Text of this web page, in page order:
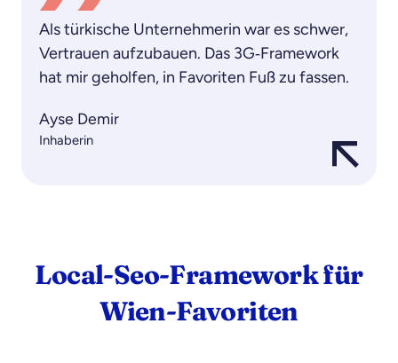
Als türkische Unternehmerin war es schwer,
Vertrauen aufzubauen. Das 3G‑Framework
hat mir geholfen, in Favoriten Fuß zu fassen.
Ayse Demir
Inhaberin
Local-Seo-Framework für
Wien-Favoriten